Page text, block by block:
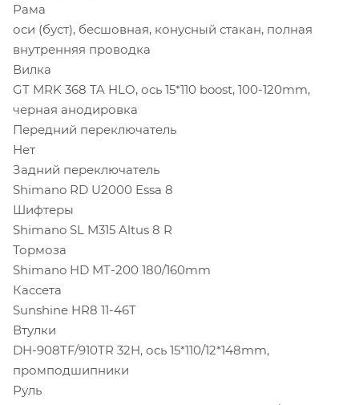
Рама
оси (буст), бесшовная, конусный стакан, полная
внутренняя проводка
Вилка
GT MRK 368 TA HLO, ось 15*110 boost, 100-120mm,
черная анодировка
Передний переключатель
Нет
Задний переключатель
Shimano RD U2000 Essa 8
Шифтеры
Shimano SL M315 Altus 8 R
Тормоза
Shimano HD MT-200 180/160mm
Кассета
Sunshine HR8 11-46T
Втулки
DH-908TF/910TR 32H, ось 15*110/12*148mm,
промподшипники
Руль